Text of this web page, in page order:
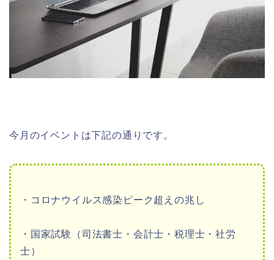
今月のイベントは下記の通りです。
・コロナウイルス感染ピーク超えの兆し
・国家試験（司法書士・会計士・税理士・社労
士）